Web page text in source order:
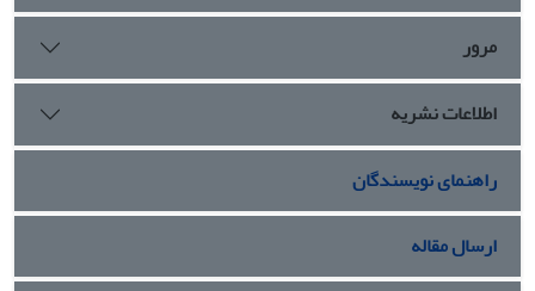
مرور
اطلاعات نشریه
راهنمای نویسندگان
ارسال مقاله